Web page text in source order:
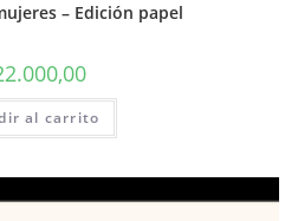
– Edición papel
al carrito